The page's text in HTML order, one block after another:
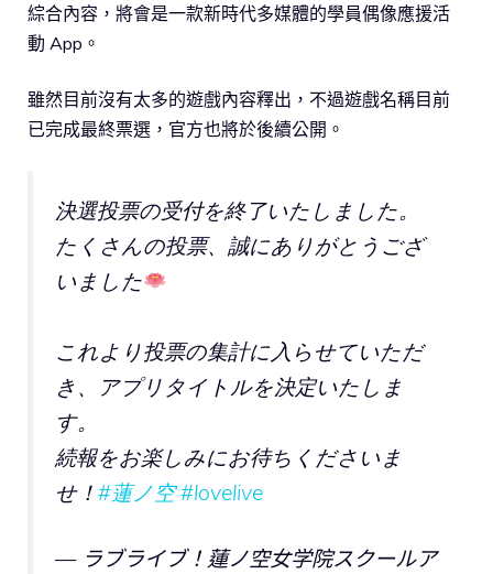
綜合內容，將會是一款新時代多媒體的學員偶像應援活
動 App。
雖然目前沒有太多的遊戲內容釋出，不過遊戲名稱目前
已完成最終票選，官方也將於後續公開。
決選投票の受付を終了いたしました。
たくさんの投票、誠にありがとうござ
いました
これより投票の集計に入らせていただ
き、アプリタイトルを決定いたしま
す。
続報をお楽しみにお待ちくださいま
せ！ #蓮ノ空 #lovelive
— ラブライブ！蓮ノ空女学院スクールア